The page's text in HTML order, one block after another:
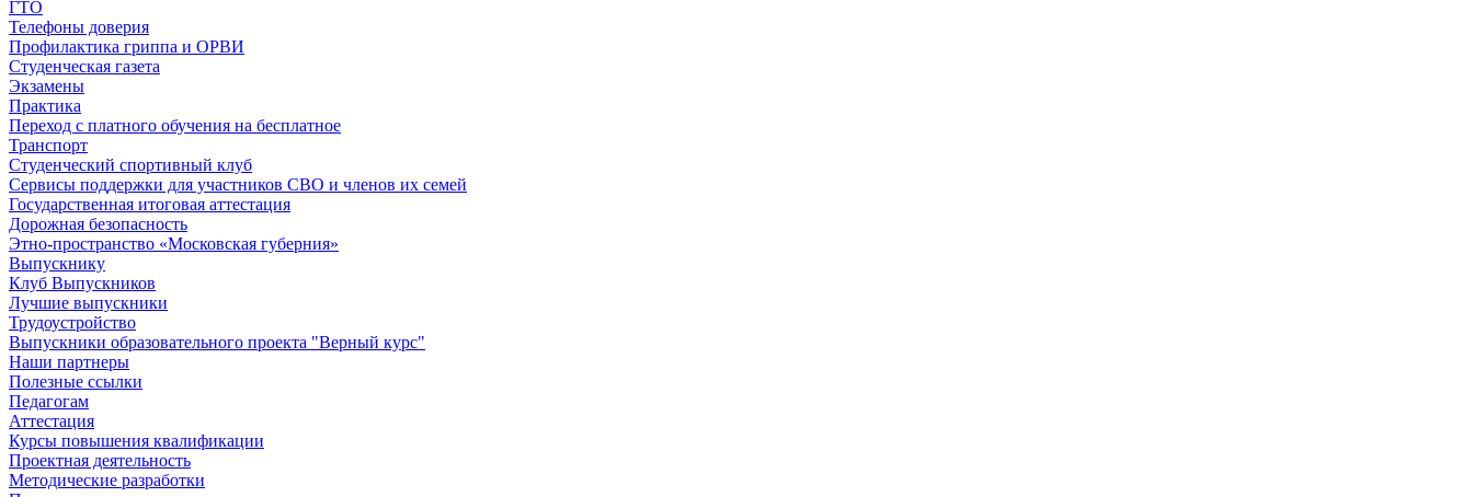
ГТО
Телефоны доверия
Профилактика гриппа и ОРВИ
Cтуденческая газета
Экзамены
Практика
Переход с платного обучения на бесплатное
Транспорт
Студенческий спортивный клуб
Сервисы поддержки для участников СВО и членов их семей
Государственная итоговая аттестация
Дорожная безопасность
Этно-пространство «Московская губерния»
Выпускнику
Клуб Выпускников
Лучшие выпускники
Трудоустройство
Выпускники образовательного проекта "Верный курс"
Наши партнеры
Полезные ссылки
Педагогам
Аттестация
Курсы повышения квалификации
Проектная деятельность
Методические разработки